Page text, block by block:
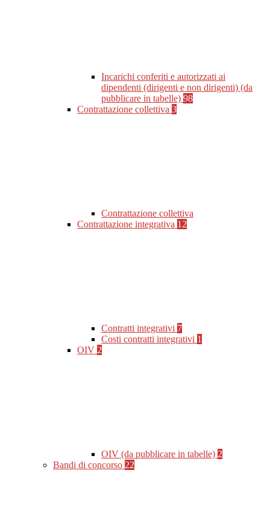
Incarichi conferiti e autorizzati ai
dipendenti (dirigenti e non dirigenti) (da
pubblicare in tabelle) 98
Contrattazione collettiva 3
Contrattazione collettiva
Contrattazione integrativa 12
Contratti integrativi 7
Costi contratti integrativi 1
OIV 2
OIV (da pubblicare in tabelle) 2
Bandi di concorso 22